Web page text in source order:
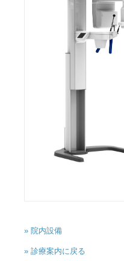
» 院内設備
» 診療案内に戻る